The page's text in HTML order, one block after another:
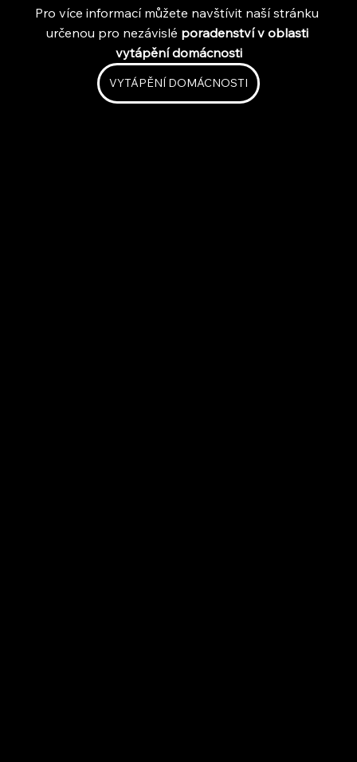
Pro více informací můžete navštívit naší stránku
určenou pro nezávislé poradenství v oblasti
vytápění domácnosti
VYTÁPĚNÍ DOMÁCNOSTI